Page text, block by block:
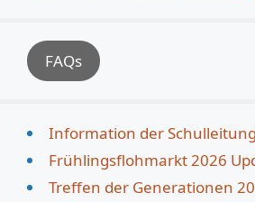
FAQs
Information der Schulleitung
Frühlingsflohmarkt 2026
Treffen der Generationen